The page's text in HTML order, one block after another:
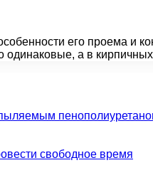
его проема и
одинаковые, а в
свободное время